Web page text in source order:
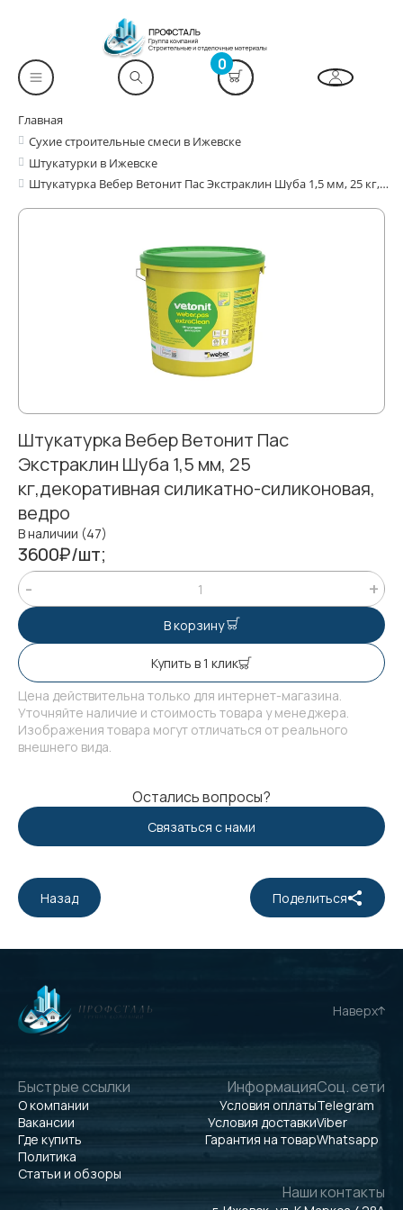
0
Главная
Сухие строительные смеси в Ижевске
Штукатурки в Ижевске
Штукатурка Вебер Ветонит Пас Экстраклин Шуба 1,5 мм, 25 кг,декоративная силикатно-силиконовая, ведро
Штукатурка Вебер Ветонит Пас
Экстраклин Шуба 1,5 мм, 25
кг,декоративная силикатно-силиконовая,
ведро
В наличии (47)
3600₽/шт;
В корзину
Купить в 1 клик
Цена действительна только для интернет-магазина.
Уточняйте наличие и стоимость товара у менеджера.
Изображения товара могут отличаться от реального
внешнего вида.
Остались вопросы?
Связаться с нами
Назад Поделиться
Наверх
Быстрые ссылки
О компании
Вакансии
Где купить
Политика
Статьи и обзоры
Информация
Условия оплаты
Условия доставки
Гарантия на товар
Соц. сети
Telegram
Viber
Whatsapp
Наши контакты